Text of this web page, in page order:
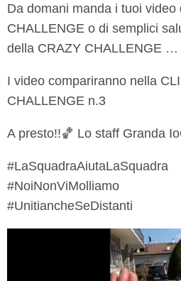
Da domani manda i tuoi video
CHALLENGE o di semplici
della CRAZY CHALLENGE …
I video compariranno nella
CHALLENGE n.3
A presto!!🏀 Lo staff Granda
#LaSquadraAiutaLaSquadra
#NoiNonViMolliamo
#UnitiancheSeDistanti